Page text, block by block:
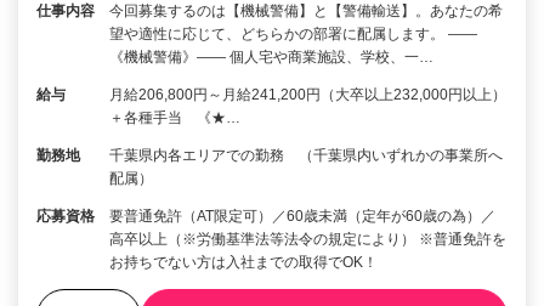
仕事内容
今回募集するのは【機械警備】と【警備輸送】。あなたの希
望や適性に応じて、どちらかの部署に配属します。 ――
《機械警備》―― 個人宅や商業施設、学校、一…
給与
月給206,800円～月給241,200円（大卒以上232,000円以上）
＋各種手当 《★…
勤務地
千葉県内各エリアでの勤務 （千葉県内いずれかの事業所へ
配属）
応募資格
要普通免許（AT限定可）／60歳未満（定年が60歳の為）／
高卒以上（※労働基準法等法令の規定により） ※普通免許を
お持ちでない方は入社までの取得でOK！